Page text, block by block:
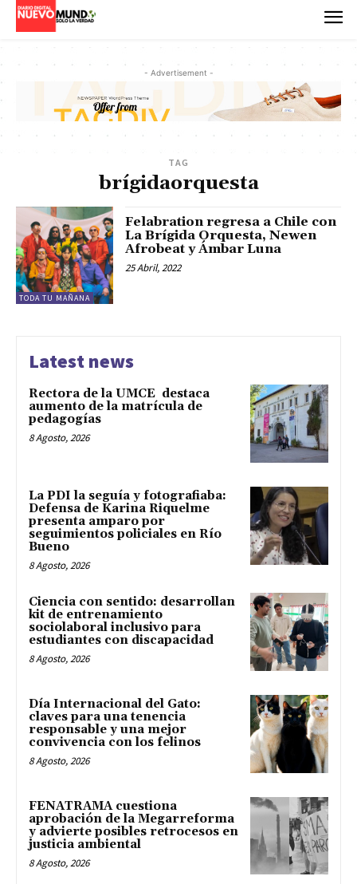
- Advertisement -
TAG
brígidaorquesta
TODA TU MAÑANA
Felabration regresa a Chile con
La Brígida Orquesta, Newen
Afrobeat y Ámbar Luna
25 Abril, 2022
Latest news
Rectora de la UMCE destaca
aumento de la matrícula de
pedagogías
8 Agosto, 2026
La PDI la seguía y fotografiaba:
Defensa de Karina Riquelme
presenta amparo por
seguimientos policiales en Río
Bueno
8 Agosto, 2026
Ciencia con sentido: desarrollan
kit de entrenamiento
sociolaboral inclusivo para
estudiantes con discapacidad
8 Agosto, 2026
Día Internacional del Gato:
claves para una tenencia
responsable y una mejor
convivencia con los felinos
8 Agosto, 2026
FENATRAMA cuestiona
aprobación de la Megarreforma
y advierte posibles retrocesos en
justicia ambiental
8 Agosto, 2026